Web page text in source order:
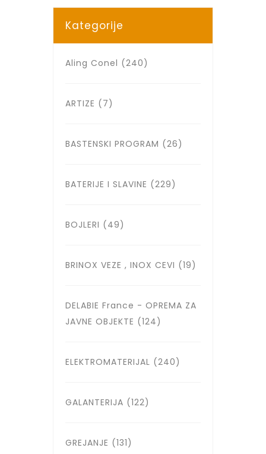
Kategorije
Aling Conel (240)
ARTIZE (7)
BASTENSKI PROGRAM (26)
BATERIJE I SLAVINE (229)
BOJLERI (49)
BRINOX VEZE , INOX CEVI (19)
DELABIE France - OPREMA ZA
JAVNE OBJEKTE (124)
ELEKTROMATERIJAL (240)
GALANTERIJA (122)
GREJANJE (131)